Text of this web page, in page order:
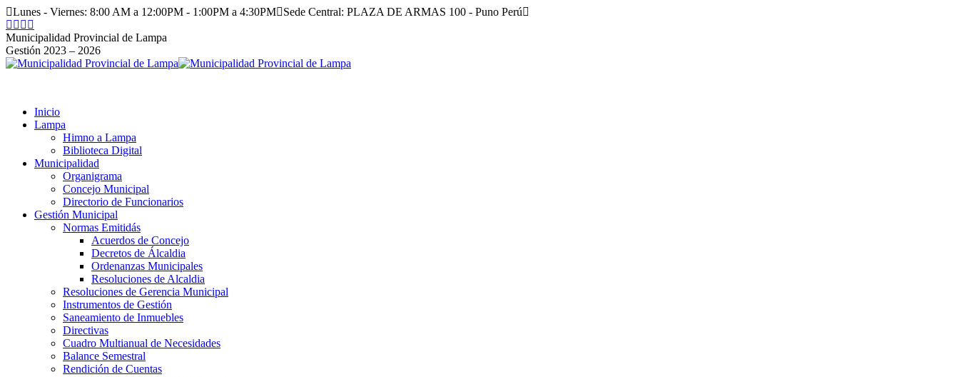
Saltar
al
contenido
Lunes - Viernes: 8:00 AM a 12:00PM - 1:00PM a 4:30PM
Sede Central: PLAZA DE ARMAS 100 - Puno Perú
Facebook
page
opens
in
Instagram
page
opens
in
YouTube
page
opens
in
page
opens
in
Municipalidad Provincial de Lampa
Gestión 2023 – 2026
Inicio
Lampa
Himno a Lampa
Biblioteca Digital
Municipalidad
Organigrama
Concejo Municipal
Directorio de Funcionarios
Gestión Municipal
Normas Emitidás
Acuerdos de Concejo
Decretos de Álcaldia
Ordenanzas Municipales
Resoluciones de Alcaldia
Resoluciones de Gerencia Municipal
Instrumentos de Gestión
Saneamiento de Inmuebles
Directivas
Cuadro Multianual de Necesidades
Balance Semestral
Rendición de Cuentas